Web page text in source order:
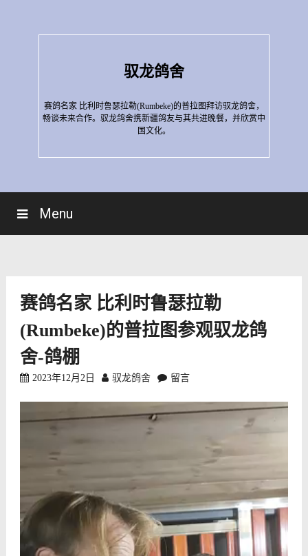
驭龙鸽舍
赛鸽名家 比利时鲁瑟拉勒(Rumbeke)的普拉图拜访驭龙鸽舍，
畅谈未来合作。驭龙鸽舍携新疆鸽友与其共进晚餐，并欣赏中
国文化。
Menu
赛鸽名家 比利时鲁瑟拉勒
(Rumbeke)的普拉图参观驭龙鸽
舍-鸽棚
2023年12月2日 驭龙鸽舍 留言